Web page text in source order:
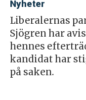
Nyheter
Liberalernas
Sjögren har
hennes
kandidat har
på saken.